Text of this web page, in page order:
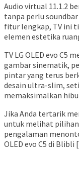
Audio virtual 11.1.2
tanpa perlu
fitur lengkap, TV ini
elemen estetika
TV LG OLED evo C5
gambar sinematik,
pintar yang terus
desain ultra-slim,
memaksimalkan
Jika Anda tertarik
untuk melihat
pengalaman
OLED evo C5 di Blibli